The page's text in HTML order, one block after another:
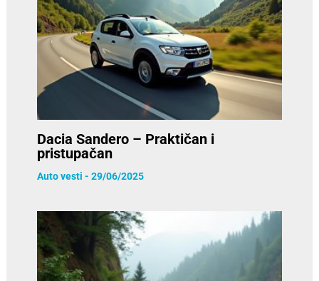
Dacia Sandero – Praktičan i
pristupačan
Auto vesti - 29/06/2025